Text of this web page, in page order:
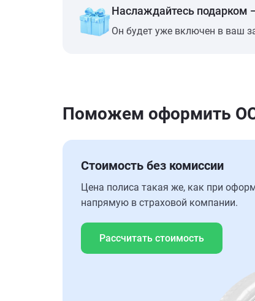
Наслаждайтесь
Он будет уже включен в ваш
Поможем оформить
Стоимость без комиссии
Цена полиса такая же, как при
напрямую в страховой компании.
Рассчитать стоимость